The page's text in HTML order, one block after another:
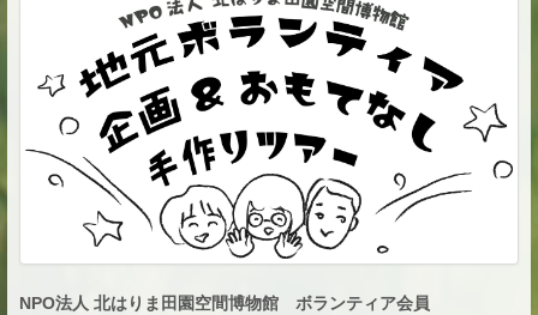
NPO法人 北はりま田園空間博物館 ボランティア会員